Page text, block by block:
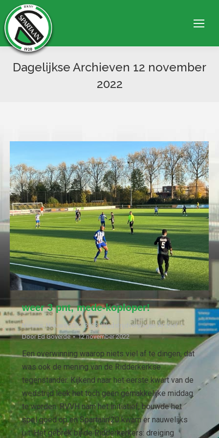
Dagelijkse Archieven 12 november
2022
weer 3 pnt, mede-koploper!
Nieuws ,Nieuws 2022/2023,Wedstrijdverslagen Archief
DoorEd Goverde 12 november 2022
Een overwinning waarop niets viel af te dingen, dat
was ook de mening van de Ridderkerkse
tegenstander. Kijkend naar het eerste kwart van de
wedstrijd leek het toch geen gemakkelijke middag
te worden. RVVH nam het initiatief, bouwde het
spel goed op en Spartaan’20 kwam er nauwelijks
uit. Het gebrek bij de Ridderkerkers: dreiging